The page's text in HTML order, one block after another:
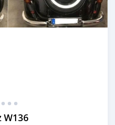
W136